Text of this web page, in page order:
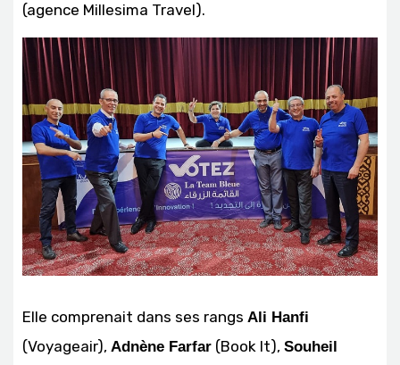
(agence Millesima Travel).
Elle comprenait dans ses rangs Ali Hanfi
(Voyageair), Adnène Farfar (Book It), Souheil